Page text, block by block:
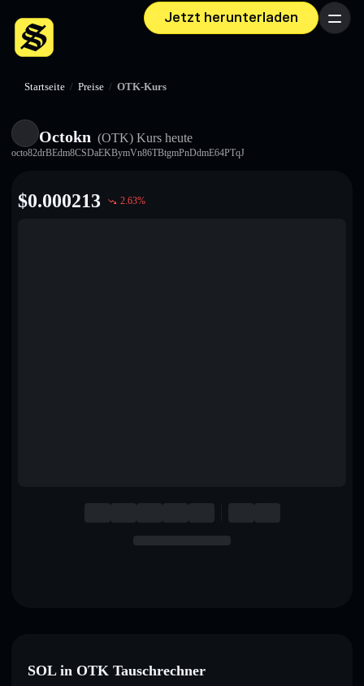
Jetzt herunterladen Menü
Startseite / Preise / OTK-Kurs
Octokn (OTK) Kurs heute
octo82drBEdm8CSDaEKBymVn86TBtgmPnDdmE64PTqJ
$0.000213 2.63%
SOL in OTK Tauschrechner